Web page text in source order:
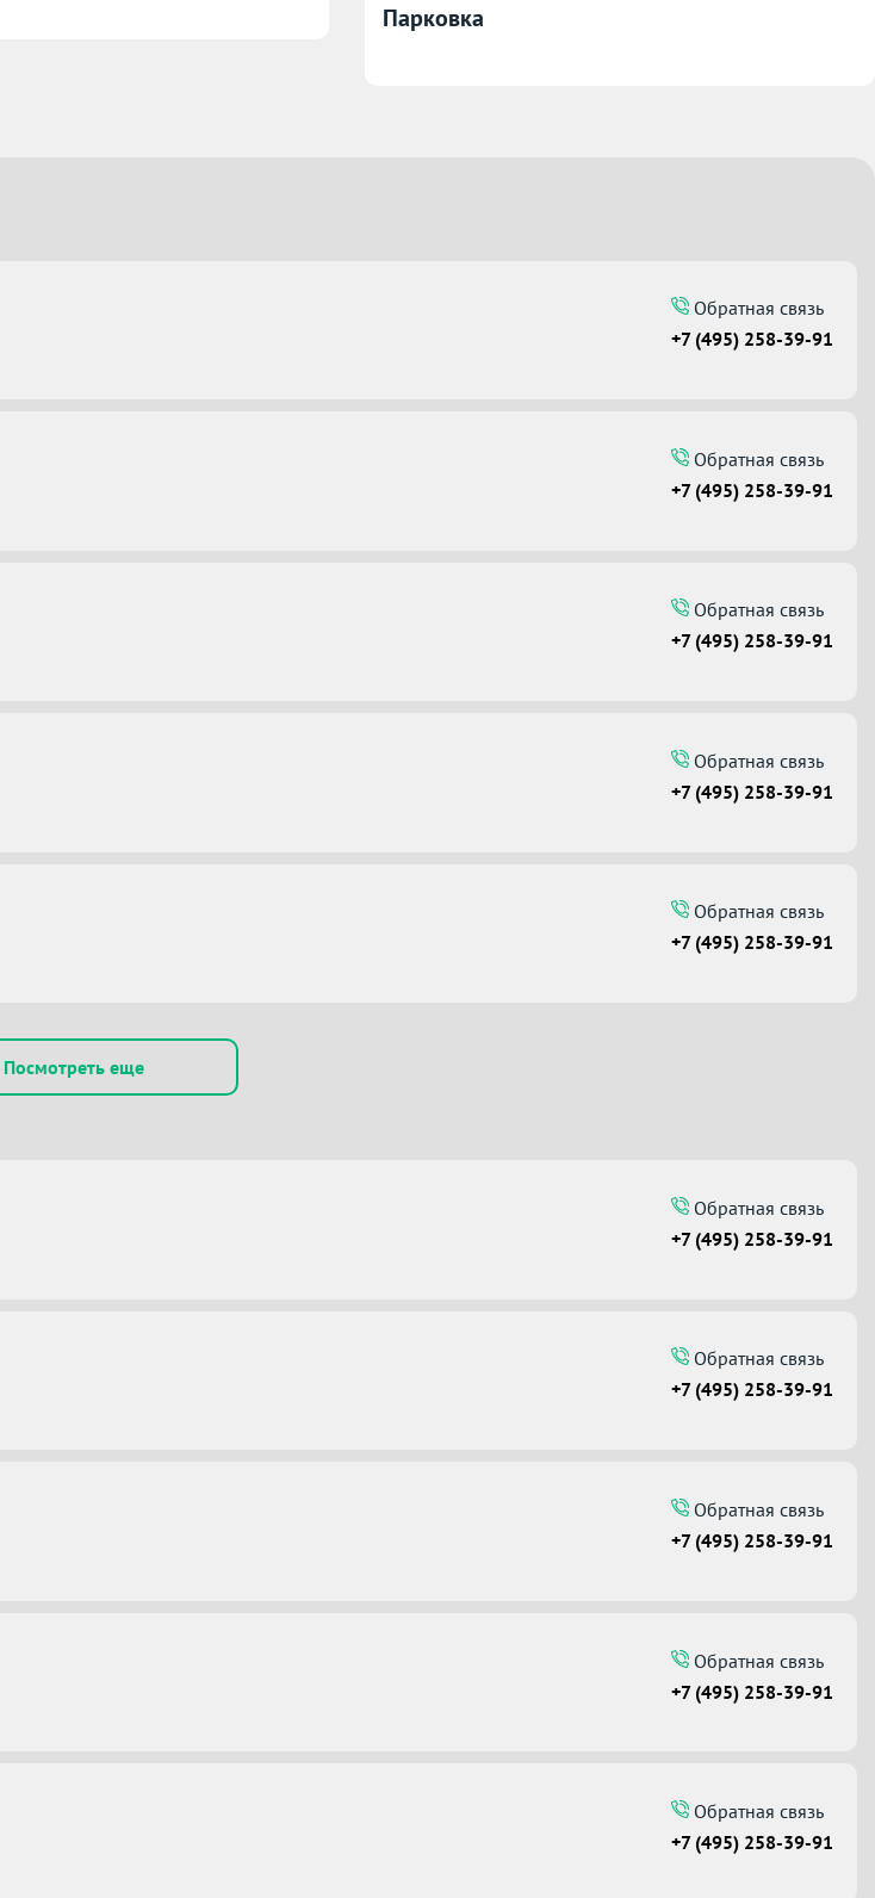
Парковка
Обратная связь
+7 (495) 258-39-91
Обратная связь
+7 (495) 258-39-91
Обратная связь
+7 (495) 258-39-91
Обратная связь
+7 (495) 258-39-91
Обратная связь
+7 (495) 258-39-91
Посмотреть еще
Обратная связь
+7 (495) 258-39-91
Обратная связь
+7 (495) 258-39-91
Обратная связь
+7 (495) 258-39-91
Обратная связь
+7 (495) 258-39-91
Обратная связь
+7 (495) 258-39-91